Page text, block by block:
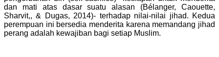
dan mati atas dasar suatu alasan (Bélanger, Caouette,
Sharvit,, & Dugas, 2014)- terhadap nilai-nilai jihad. Kedua
perempuan ini bersedia menderita karena memandang jihad
perang adalah kewajiban bagi setiap Muslim.